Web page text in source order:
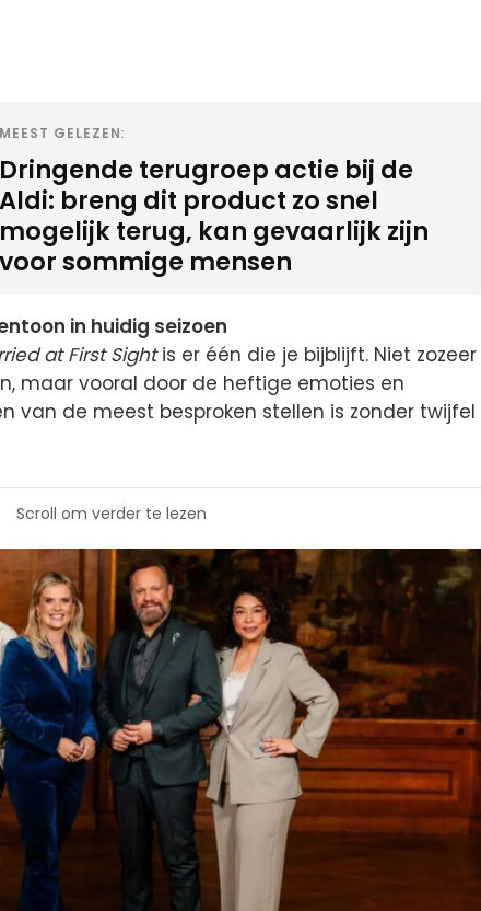
MEEST GELEZEN:
Dringende terugroep actie bij de
Aldi: breng dit product zo snel
mogelijk terug, kan gevaarlijk zijn
voor sommige mensen
in huidig seizoen
at First Sightis er één die je bijblijft. Niet zozeer
maar vooral door de heftige emoties en
van de meest besproken stellen is zonder twijfel
Scroll om verder te lezen